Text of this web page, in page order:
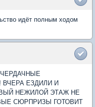
идёт полным ходом
ЕЗДИЛИ И
НЕЖИЛОЙ ЭТАЖ НЕ
СЮРПРИЗЫ ГОТОВИТ